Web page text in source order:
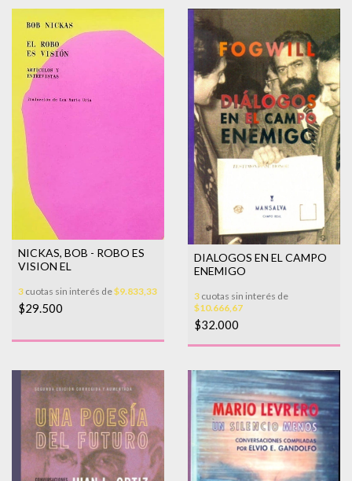
NICKAS, BOB - ROBO ES
VISION EL
3 cuotas sin interés de$9.833,33
$29.500
DIALOGOS EN EL CAMPO
ENEMIGO
3 cuotas sin interés de
$10.666,67
$32.000